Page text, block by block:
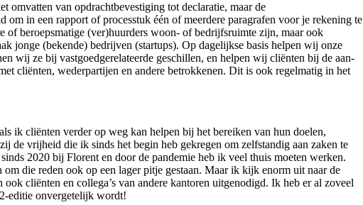
omvatten van opdrachtbevestiging tot declaratie, maar de
in een rapport of processtuk één of meerdere paragrafen voor je rekening te
beroepsmatige (ver)huurders woon- of bedrijfsruimte zijn, maar ook
jonge (bekende) bedrijven (startups). Op dagelijkse basis helpen wij onze
wij ze bij vastgoedgerelateerde geschillen, en helpen wij cliënten bij de aan-
cliënten, wederpartijen en andere betrokkenen. Dit is ook regelmatig in het
ik cliënten verder op weg kan helpen bij het bereiken van hun doelen,
de vrijheid die ik sinds het begin heb gekregen om zelfstandig aan zaken te
2020 bij Florent en door de pandemie heb ik veel thuis moeten werken.
die reden ook op een lager pitje gestaan. Maar ik kijk enorm uit naar de
cliënten en collega’s van andere kantoren uitgenodigd. Ik heb er al zoveel
editie onvergetelijk wordt!